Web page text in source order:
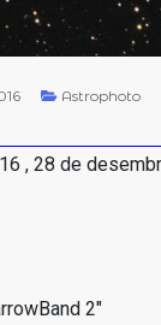
Astrophoto
, 28 de
2"